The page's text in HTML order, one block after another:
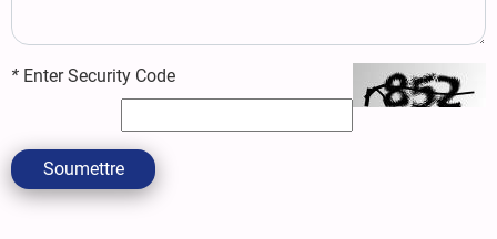
* Enter Security Code
Soumettre